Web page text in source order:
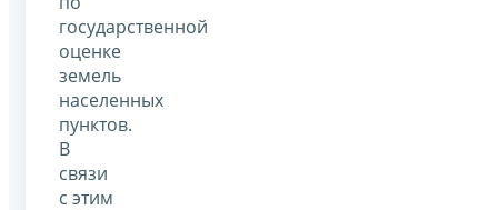
государственной
оценке
земель
населенных
пунктов.
В
связи
с этим